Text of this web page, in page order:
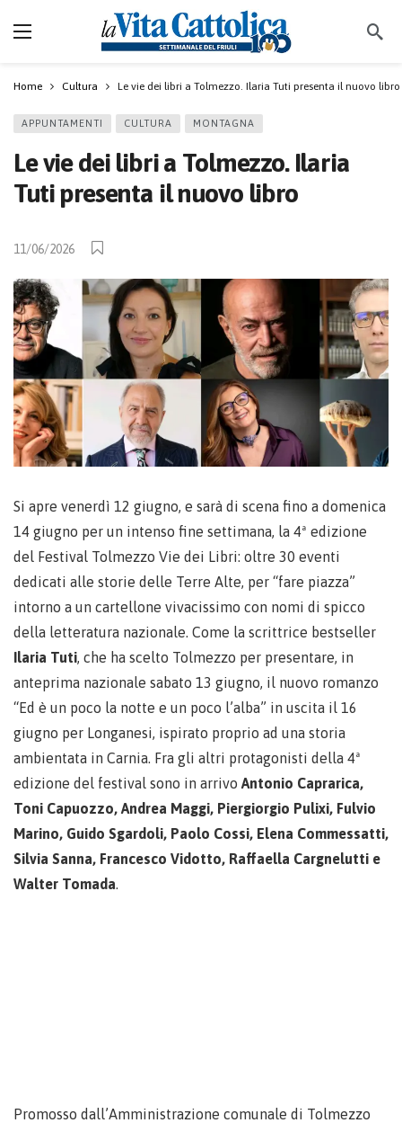
Home Cultura Le vie dei libri a Tolmezzo. Ilaria Tuti presenta il nuovo libro
APPUNTAMENTI CULTURA MONTAGNA
Le vie dei libri a Tolmezzo. Ilaria
Tuti presenta il nuovo libro
11/06/2026
Si apre venerdì 12 giugno, e sarà di scena fino a domenica
14 giugno per un intenso fine settimana, la 4ª edizione
del Festival Tolmezzo Vie dei Libri: oltre 30 eventi
dedicati alle storie delle Terre Alte, per “fare piazza”
intorno a un cartellone vivacissimo con nomi di spicco
della letteratura nazionale. Come la scrittrice bestseller
Ilaria Tuti, che ha scelto Tolmezzo per presentare, in
anteprima nazionale sabato 13 giugno, il nuovo romanzo
“Ed è un poco la notte e un poco l’alba” in uscita il 16
giugno per Longanesi, ispirato proprio ad una storia
ambientata in Carnia. Fra gli altri protagonisti della 4ª
edizione del festival sono in arrivo Antonio Caprarica,
Toni Capuozzo, Andrea Maggi, Piergiorgio Pulixi, Fulvio
Marino, Guido Sgardoli, Paolo Cossi, Elena Commessatti,
Silvia Sanna, Francesco Vidotto, Raffaella Cargnelutti e
Walter Tomada.
Promosso dall’Amministrazione comunale di Tolmezzo